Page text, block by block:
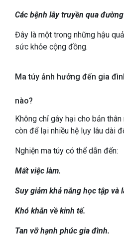
Các bệnh lây truyền qua
Đây là một trong những hậu
sức khỏe cộng đồng.
Ma túy ảnh hưởng đến gia
nào?
Không chỉ gây hại cho bản
còn để lại nhiều hệ lụy lâu dài
Nghiện ma túy có thể dẫn đến:
Mất việc làm.
Suy giảm khả năng học tập và
Khó khăn về kinh tế.
Tan vỡ hạnh phúc gia đình.